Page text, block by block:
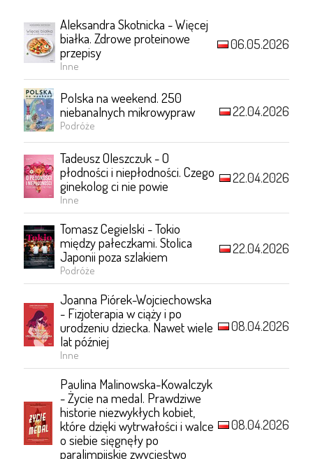
Aleksandra Skotnicka - Więcej
białka. Zdrowe proteinowe
przepisy
Inne
06.05.2026
Polska na weekend. 250
niebanalnych mikrowypraw
Podróże
22.04.2026
Tadeusz Oleszczuk - O
płodności i niepłodności. Czego
ginekolog ci nie powie
Inne
22.04.2026
Tomasz Cegielski - Tokio
między pałeczkami. Stolica
Japonii poza szlakiem
Podróże
22.04.2026
Joanna Piórek-Wojciechowska
- Fizjoterapia w ciąży i po
urodzeniu dziecka. Nawet wiele
lat później
Inne
08.04.2026
Paulina Malinowska-Kowalczyk
- Życie na medal. Prawdziwe
historie niezwykłych kobiet,
które dzięki wytrwałości i walce
o siebie sięgnęły po
paralimpijskie zwycięstwo
08.04.2026